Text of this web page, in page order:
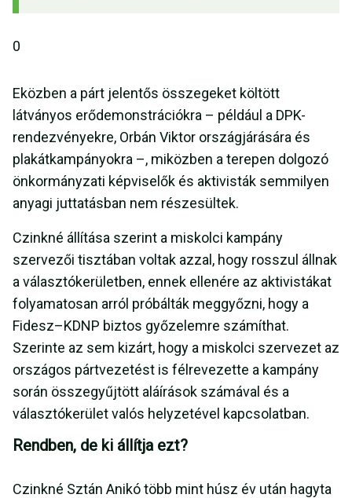
0
Eközben a párt jelentős összegeket költött
látványos erődemonstrációkra – például a DPK-
rendezvényekre, Orbán Viktor országjárására és
plakátkampányokra –, miközben a terepen dolgozó
önkormányzati képviselők és aktivisták semmilyen
anyagi juttatásban nem részesültek.
Czinkné állítása szerint a miskolci kampány
szervezői tisztában voltak azzal, hogy rosszul állnak
a választókerületben, ennek ellenére az aktivistákat
folyamatosan arról próbálták meggyőzni, hogy a
Fidesz–KDNP biztos győzelemre számíthat.
Szerinte az sem kizárt, hogy a miskolci szervezet az
országos pártvezetést is félrevezette a kampány
során összegyűjtött aláírások számával és a
választókerület valós helyzetével kapcsolatban.
Rendben, de ki állítja ezt?
Czinkné Sztán Anikó több mint húsz év után hagyta